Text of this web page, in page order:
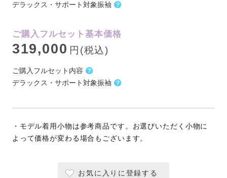
デラックス・サポート対象振袖
ご購入フルセット基本価格
319,000 円(税込)
ご購入フルセット内容
デラックス・サポート対象振袖
・モデル着用小物は参考商品です。お選びいただく小物に
よって価格が変わる場合もございます。
お気に入りに登録する